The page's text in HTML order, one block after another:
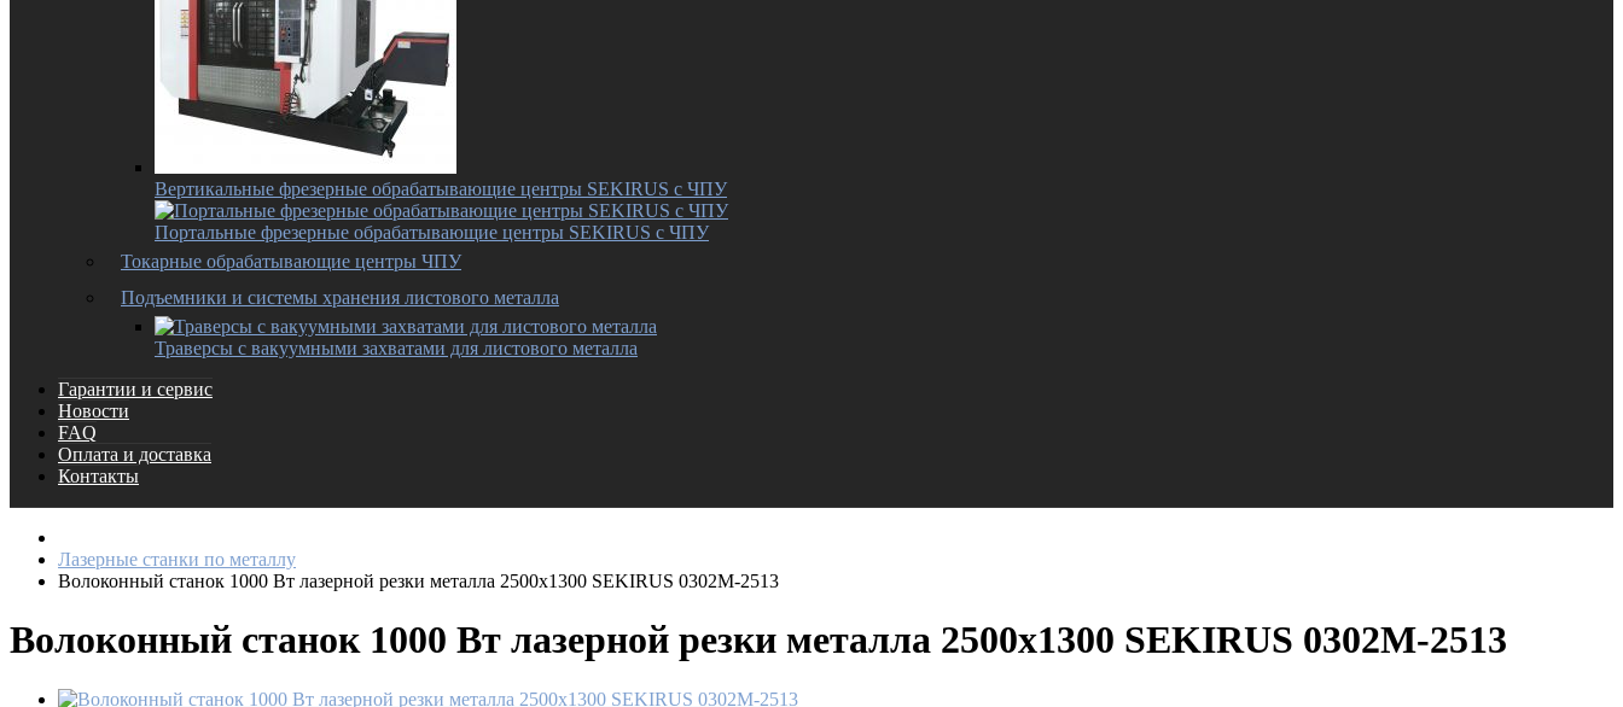
Вертикальные фрезерные обрабатывающие центры SEKIRUS с ЧПУ
Портальные фрезерные обрабатывающие центры SEKIRUS с ЧПУ
Токарные обрабатывающие центры ЧПУ
Подъемники и системы хранения листового металла
Траверсы с вакуумными захватами для листового металла
Гарантии и сервис
Новости
FAQ
Оплата и доставка
Контакты
Лазерные станки по металлу
Волоконный станок 1000 Вт лазерной резки металла 2500х1300 SEKIRUS 0302M-2513
Волоконный станок 1000 Вт лазерной резки металла 2500х1300 SEKIRUS 0302M-2513